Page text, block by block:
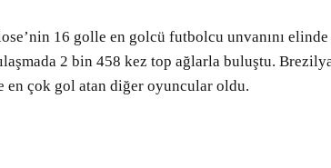
16 golle en golcü futbolcu unvanını
2 bin 458 kez top ağlarla buluştu.
en çok gol atan diğer oyuncular oldu.